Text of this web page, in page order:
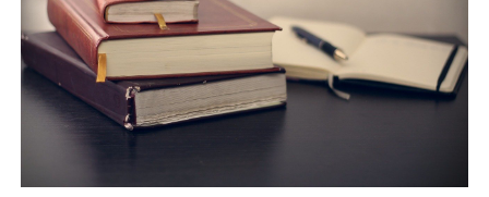
無料ご相談 ログイン
ファミリーオフィスとは